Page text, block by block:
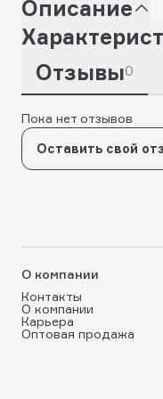
Описание
Отзывы0
Пока нет отзывов
Оставить свой
О компании
Контакты
О компании
Карьера
Оптовая продажа